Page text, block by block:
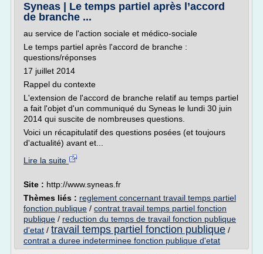
Syneas | Le temps partiel après l’accord
de branche ...
au service de l'action sociale et médico-sociale
Le temps partiel après l'accord de branche :
questions/réponses
17 juillet 2014
Rappel du contexte
L'extension de l'accord de branche relatif au temps partiel
a fait l'objet d'un communiqué du Syneas le lundi 30 juin
2014 qui suscite de nombreuses questions.
Voici un récapitulatif des questions posées (et toujours
d'actualité) avant et...
Lire la suite
Site : http://www.syneas.fr
Thèmes liés : reglement concernant travail temps partiel
fonction publique / contrat travail temps partiel fonction
publique / reduction du temps de travail fonction publique
d'etat / travail temps partiel fonction publique /
contrat a duree indeterminee fonction publique d'etat